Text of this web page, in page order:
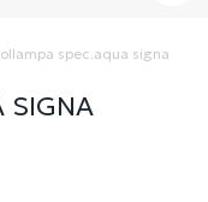
spec.aqua signa
SIGNA